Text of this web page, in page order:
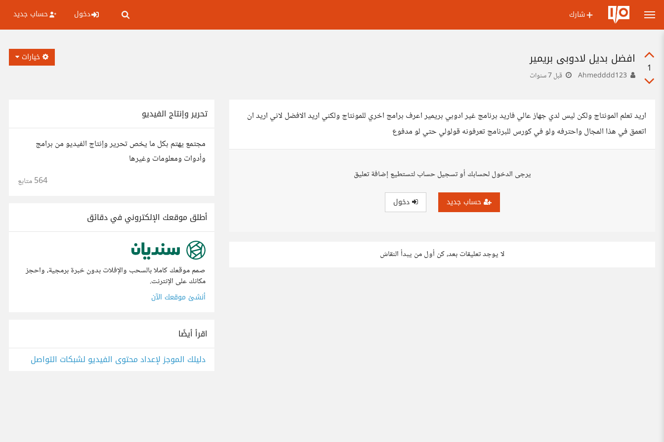
شارك دخول حساب جديد
1
افضل بديل لادوبي بريمير
قبل 7 سنوات
خيارات
اريد تعلم المونتاج ولكن ليس لدي جهاز عالي فاريد برنامج غير ادوبي بريمير اعرف برامج اخري للمونتاج ولكني اريد الافضل لاني اريد ان
اتعمق في هذا المجال واحترفه ولو في كورس للبرنامج تعرفونه قولولي حتي لو مدفوع
يرجى الدخول لحسابك أو تسجيل حساب لتستطيع إضافة تعليق
حساب جديد دخول
لا يوجد تعليقات بعد، كن أول من يبدأ النقاش
تحرير وإنتاج الفيديو
مجتمع يهتم بكل ما يخص تحرير وإنتاج الفيديو من برامج
وأدوات ومعلومات وغيرها
564متابع
أطلق موقعك الإلكتروني في دقائق
صمم موقعك كاملا بالسحب والإفلات بدون خبرة برمجية، واحجز
مكانك على الإنترنت.
أنشئ موقعك الآن
اقرأ أيضًا
دليلك الموجز لإعداد محتوى الفيديو لشبكات التواصل